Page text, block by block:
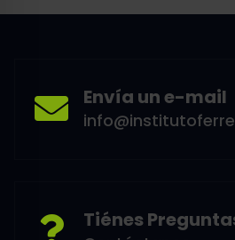
Envía un e-mail
Tiénes